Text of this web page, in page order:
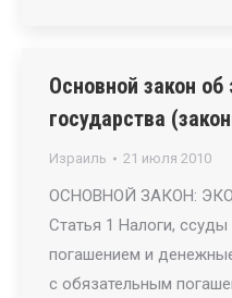
Основной закон об
государства
Израиль 21 июля 2010
ОСНОВНОЙ ЗАКОН:
Статья 1 Налоги,
погашением и
с обязательным